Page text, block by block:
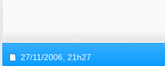
27/11/2006, 21h27